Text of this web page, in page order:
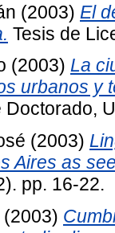
(2003) El
Tesis de
(2003) La
urbanos y
Doctorado,
(2003)
Aires as
pp. 16-22.
(2003)